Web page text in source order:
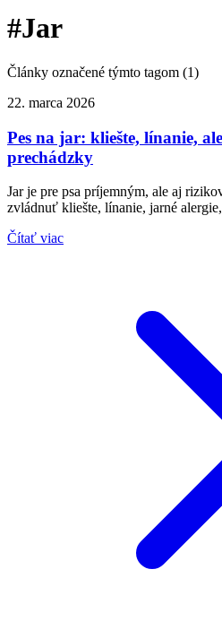
#Jar
Články označené týmto tagom (1)
22. marca 2026
Pes na jar: kliešte, línanie,
prechádzky
Jar je pre psa príjemným, ale aj
zvládnuť kliešte, línanie, jarné
Čítať viac